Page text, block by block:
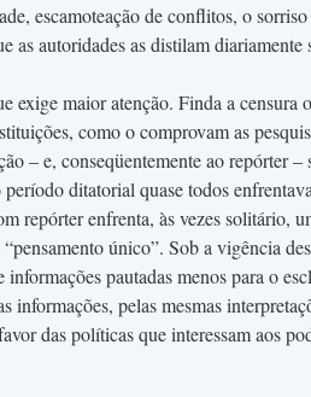
escamoteação de conflitos, o
as autoridades as distilam diariamente
exige maior atenção. Finda a censura
como o comprovam as
– e, conseqüentemente ao repórter –
ditatorial quase todos
repórter enfrenta, às vezes solitário,
único”. Sob a vigência
pautadas menos para o
informações, pelas mesmas
das políticas que interessam aos